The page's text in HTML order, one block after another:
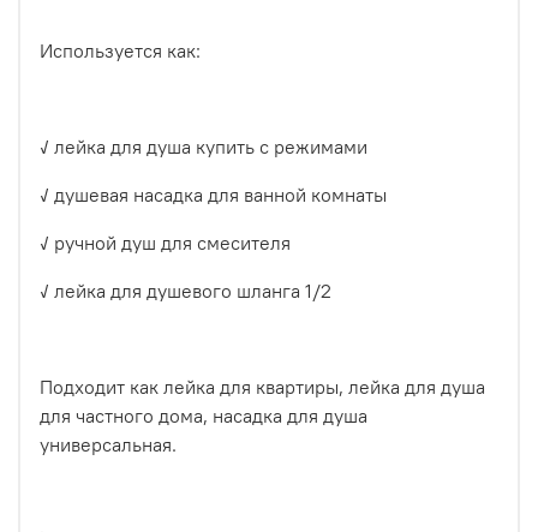
Используется как:
✓ лейка для душа купить с режимами
✓ душевая насадка для ванной комнаты
✓ ручной душ для смесителя
✓ лейка для душевого шланга 1/2
Подходит как лейка для квартиры, лейка для душа
для частного дома, насадка для душа
универсальная.